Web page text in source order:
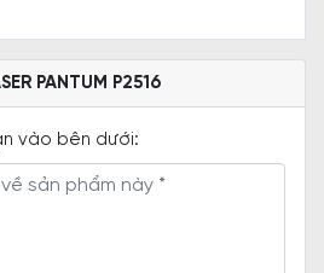
PANTUM P2516
vào bên dưới: